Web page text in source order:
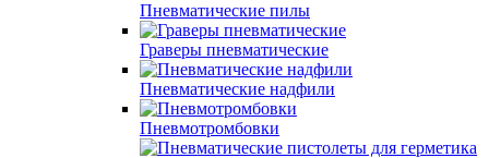
Пневматические пилы
Граверы пневматические
Пневматические надфили
Пневмотромбовки